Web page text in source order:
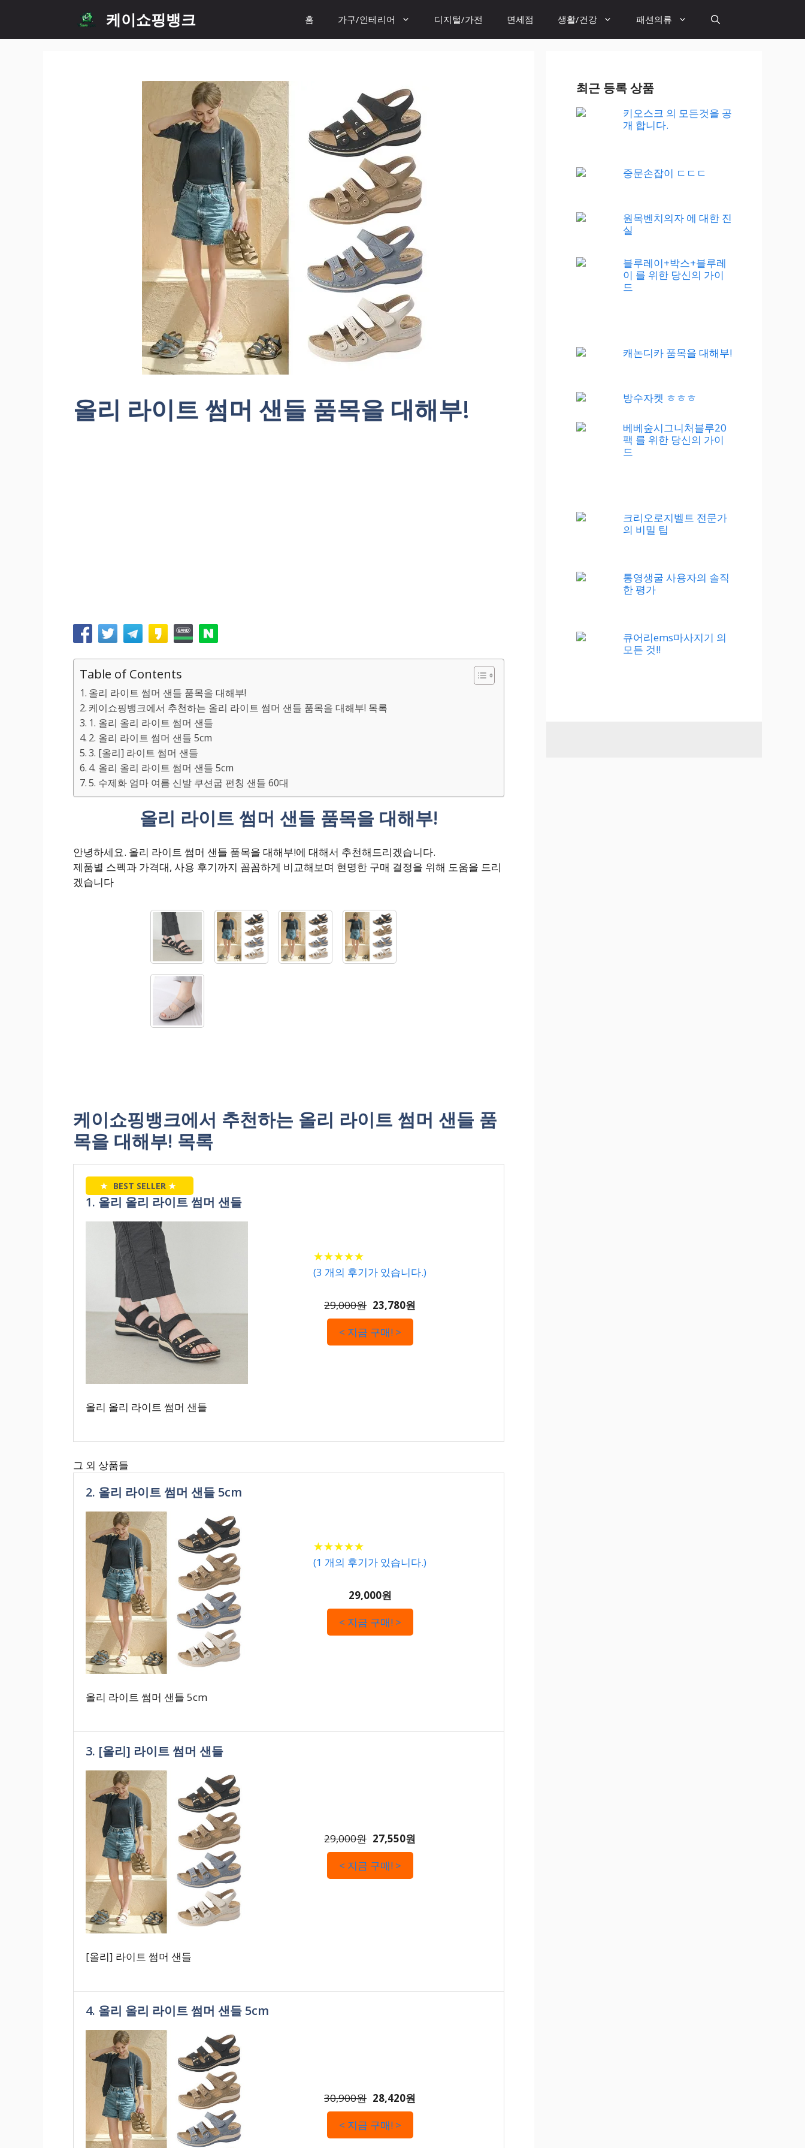
content
케이쇼핑뱅크 홈 가구/인테리어 디지털/가전 면세점 생활/건강 패션의류
올리 라이트 썸머 샌들 품목을 대해부!
Table of Contents
올리 라이트 썸머 샌들 품목을 대해부!
케이쇼핑뱅크에서 추천하는 올리 라이트 썸머 샌들 품목을 대해부! 목록
1. 올리 올리 라이트 썸머 샌들
2. 올리 라이트 썸머 샌들 5cm
3. [올리] 라이트 썸머 샌들
4. 올리 올리 라이트 썸머 샌들 5cm
5. 수제화 엄마 여름 신발 쿠션굽 펀칭 샌들 60대
올리 라이트 썸머 샌들 품목을 대해부!
안녕하세요. 올리 라이트 썸머 샌들 품목을 대해부!에 대해서 추천해드리겠습니다.
제품별 스펙과 가격대, 사용 후기까지 꼼꼼하게 비교해보며 현명한 구매 결정을 위해 도움을 드리
겠습니다
케이쇼핑뱅크에서 추천하는 올리 라이트 썸머 샌들 품
목을 대해부! 목록
★ BEST SELLER ★
1. 올리 올리 라이트 썸머 샌들
★★★★★
★★★★★
(3 개의 후기가 있습니다.)
29,000원 23,780원
< 지금 구매! >
올리 올리 라이트 썸머 샌들
그 외 상품들
2. 올리 라이트 썸머 샌들 5cm
★★★★★
★★★★★
(1 개의 후기가 있습니다.)
29,000원
< 지금 구매! >
올리 라이트 썸머 샌들 5cm
3. [올리] 라이트 썸머 샌들
29,000원 27,550원
< 지금 구매! >
[올리] 라이트 썸머 샌들
4. 올리 올리 라이트 썸머 샌들 5cm
30,900원 28,420원
< 지금 구매! >
최근 등록 상품
키오스크 의 모든것을 공
개 합니다.
중문손잡이 ㄷㄷㄷ
원목벤치의자 에 대한 진
실
블루레이+박스+블루레
이 를 위한 당신의 가이
드
캐논디카 품목을 대해부!
방수자켓 ㅎㅎㅎ
베베숲시그니처블루20
팩 를 위한 당신의 가이
드
크리오로지벨트 전문가
의 비밀 팁
통영생굴 사용자의 솔직
한 평가
큐어리ems마사지기 의
모든 것!!